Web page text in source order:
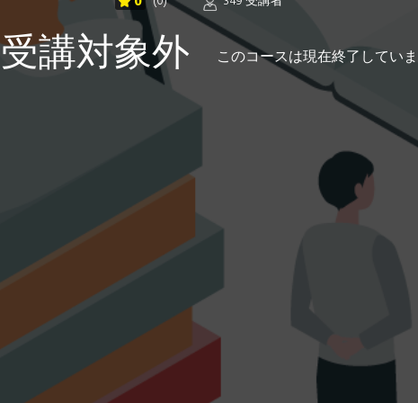
受講対象外 このコースは現在終了してい